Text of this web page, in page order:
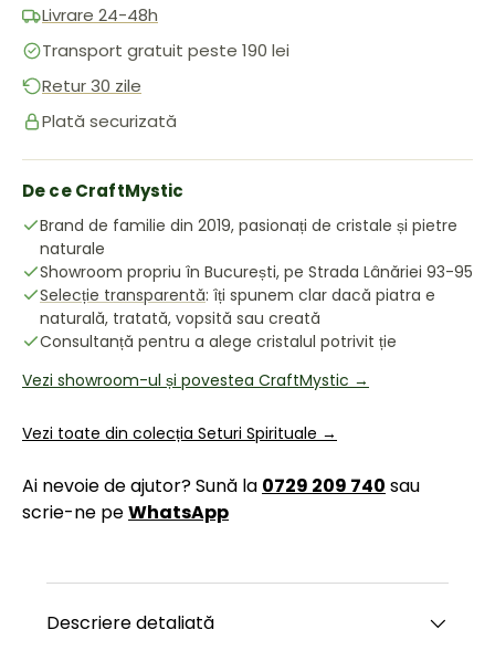
Livrare 24-48h
Transport gratuit peste 190 lei
Retur 30 zile
Plată securizată
De ce CraftMystic
Brand de familie din 2019, pasionați de cristale și pietre
naturale
Showroom propriu în București, pe Strada Lânăriei 93-95
Selecție transparentă: îți spunem clar dacă piatra e
naturală, tratată, vopsită sau creată
Consultanță pentru a alege cristalul potrivit ție
Vezi showroom-ul și povestea CraftMystic →
Vezi toate din colecția Seturi Spirituale →
Ai nevoie de ajutor? Sună la 0729 209 740 sau
scrie-ne peWhatsApp
Descriere detaliată